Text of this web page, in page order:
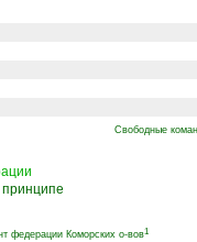
Свободные
федерации Коморских о-вов1